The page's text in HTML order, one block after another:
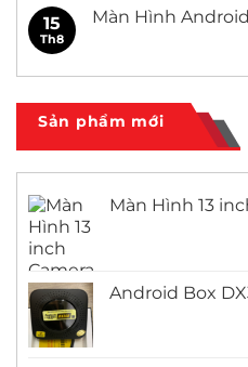
Honda
Civic
luận
ở
Honda
15
Th8
Màn Hình
luận
Màn
Hình
Outlander
Sản phẩm mới
Màn Hình 13
Android Box